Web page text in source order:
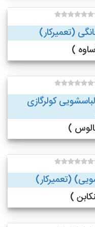
(تعمیرکار)
کولرگازی
(تعمیرکار)